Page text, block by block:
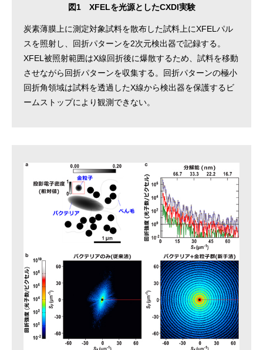
図1 XFELを光源としたCXDI実験
炭素薄膜上に測定対象試料を散布した試料上にXFELパル
スを照射し、回折パターンを2次元検出器で記録する。
XFEL被照射範囲はX線回折後に爆散するため、試料を移動
させながら回折パターンを収集する。回折パターンの極小
回折角領域は試料を透過したX線から検出器を保護するビ
ームストップにより観測できない。